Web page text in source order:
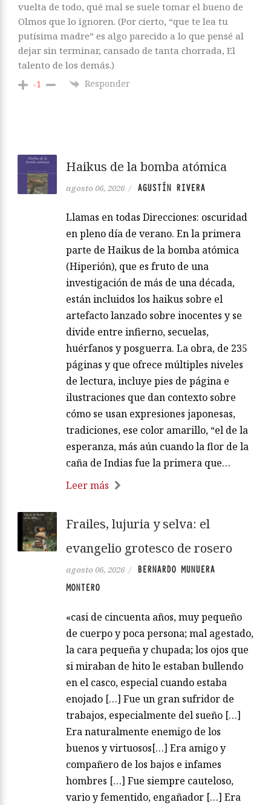
vuelta de todo, qué mal se suele tomar el bueno de
Olmos que lo ignoren. (Por cierto, “que te lea tu
putísima madre” es algo parecido a lo que pensé al
dejar sin terminar, cansado de tanta chorrada, El
talento de los demás.)
-1 Responder
Haikus de la bomba atómica
agosto 06, 2026 / AGUSTÍN RIVERA
Llamas en todas Direcciones: oscuridad
en pleno día de verano. En la primera
parte de Haikus de la bomba atómica
(Hiperión), que es fruto de una
investigación de más de una década,
están incluidos los haikus sobre el
artefacto lanzado sobre inocentes y se
divide entre infierno, secuelas,
huérfanos y posguerra. La obra, de 235
páginas y que ofrece múltiples niveles
de lectura, incluye pies de página e
ilustraciones que dan contexto sobre
cómo se usan expresiones japonesas,
tradiciones, ese color amarillo, “el de la
esperanza, más aún cuando la flor de la
caña de Indias fue la primera que…
Leer más
Frailes, lujuria y selva: el
evangelio grotesco de rosero
agosto 06, 2026 /
BERNARDO MUNUERA
MONTERO
«casi de cincuenta años, muy pequeño
de cuerpo y poca persona; mal agestado,
la cara pequeña y chupada; los ojos que
si miraban de hito le estaban bullendo
en el casco, especial cuando estaba
enojado […] Fue un gran sufridor de
trabajos, especialmente del sueño […]
Era naturalmente enemigo de los
buenos y virtuosos[…] Era amigo y
compañero de los bajos e infames
hombres […] Fue siempre cauteloso,
vario y fementido, engañador […] Era